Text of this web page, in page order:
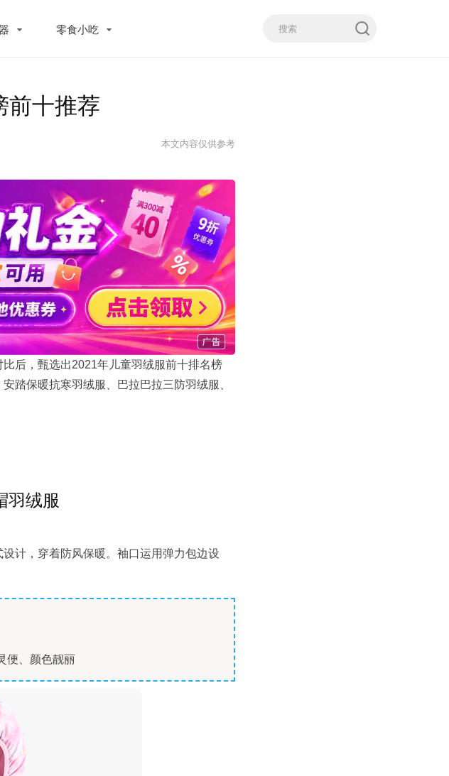
零食小吃
前十推荐
本文内容仅供参考
后，甄选出2021年儿童羽绒服前十排名榜
踏保暖抗寒羽绒服、巴拉巴拉三防羽绒服、
羽绒服
计，穿着防风保暖。袖口运用弹力包边设
便、颜色靓丽